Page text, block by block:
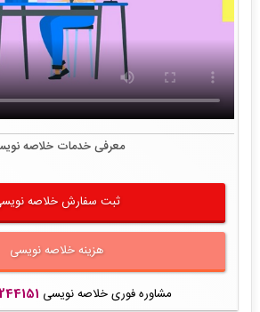
معرفی خدمات خلاصه
ثبت سفارش خلاصه
هزینه خلاصه نویسی
مشاوره فوری خلاصه نویسی